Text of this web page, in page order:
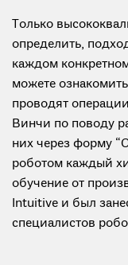
Только
определить,
каждом
можете
проводят
Винчи по поводу
них через форму
роботом каждый
обучение от
Intuitive и был
специалистов